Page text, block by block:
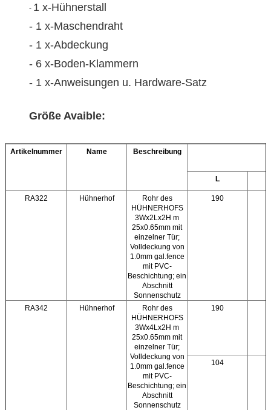
- 1 x-Hühnerstall
- 1 x-Maschendraht
- 1 x-Abdeckung
- 6 x-Boden-Klammern
- 1 x-Anweisungen u. Hardware-Satz
Größe Avaible:
Artikelnummer Name Beschreibung
L
RA322 Hühnerhof
Rohr des
HÜHNERHOFS
3Wx2Lx2H m
25x0.65mm mit
einzelner Tür;
Volldeckung von
1.0mm gal.fence
mit PVC-
Beschichtung; ein
Abschnitt
Sonnenschutz
190
RA342 Hühnerhof
Rohr des
HÜHNERHOFS
3Wx4Lx2H m
25x0.65mm mit
einzelner Tür;
Volldeckung von
1.0mm gal.fence
mit PVC-
Beschichtung; ein
Abschnitt
Sonnenschutz
190
104